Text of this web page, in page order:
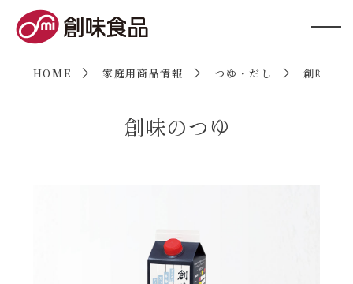
HOME 家庭用商品情報 つゆ・だし 創味のつ
創味のつゆ